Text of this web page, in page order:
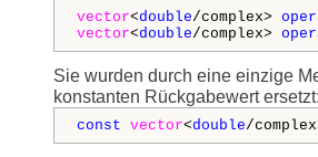
vector<double/complex>
vector<double/complex>
Sie wurden durch eine einzige
konstanten Rückgabewert ersetzt:
const vector<double/